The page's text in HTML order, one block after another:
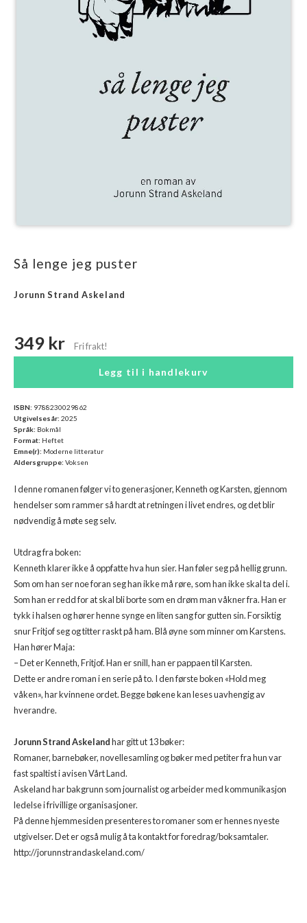
Så lenge jeg puster
Jorunn Strand Askeland
349 kr
Legg til i handlekurv
I denne romanen følger vi to generasjoner, Kenneth og Karsten, gjennom
hendelser som rammer så hardt at retningen i livet endres, og det blir
nødvendig å møte seg selv.
Utdrag fra boken:
Kenneth klarer ikke å oppfatte hva hun sier. Han føler seg på hellig grunn.
Som om han ser noe foran seg han ikke må røre, som han ikke skal ta del i.
Som han er redd for at skal bli borte som en drøm man våkner fra. Han er
tykk i halsen og hører henne synge en liten sang for gutten sin. Forsiktig
snur Fritjof seg og titter raskt på ham. Blå øyne som minner om Karstens.
Han hører Maja:
– Det er Kenneth, Fritjof. Han er snill, han er pappaen til Karsten.
Dette er andre roman i en serie på to. I den første boken «Hold meg
våken», har kvinnene ordet. Begge bøkene kan leses uavhengig av
hverandre.
Jorunn Strand Askelandhar gitt ut 13 bøker:
Romaner, barnebøker, novellesamling og bøker med petiter fra hun var
fast spaltist i avisen Vårt Land.
Askeland har bakgrunn som journalist og arbeider med kommunikasjon
ledelse i frivillige organisasjoner.
På denne hjemmesiden presenteres to romaner som er hennes nyeste
utgivelser. Det er også mulig å ta kontakt for foredrag/boksamtaler.
http://jorunnstrandaskeland.com/
ISBN: 9788230029862
Utgivelsesår: 2025
Språk: Bokmål
Format: Heftet
Emne(r): Moderne litteratur
Aldersgruppe: Voksen